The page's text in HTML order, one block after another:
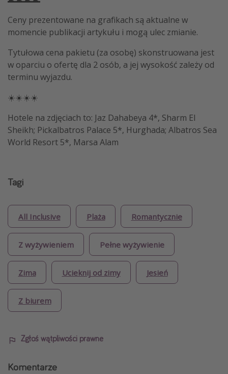
Ceny prezentowane na grafikach są aktualne w
momencie publikacji artykułu i mogą ulec zmianie.
Tytułowa cena pakietu (za osobę) skonstruowana jest
w oparciu o ofertę dla 2 osób, a jej wysokość zależy od
terminu wyjazdu.
☀️☀️☀️☀️
Hotele na zdjęciach to: Jaz Dahabeya 4*, Sharm El
Sheikh; Pickalbatros Palace 5*, Hurghada; Albatros Sea
World Resort 5*, Marsa Alam
Tagi
All Inclusive Plaża Romantycznie
Z wyżywieniem Pełne wyżywienie
Zima Ucieknij od zimy Jesień
Z biurem
Zgłoś wątpliwości prawne
Komentarze